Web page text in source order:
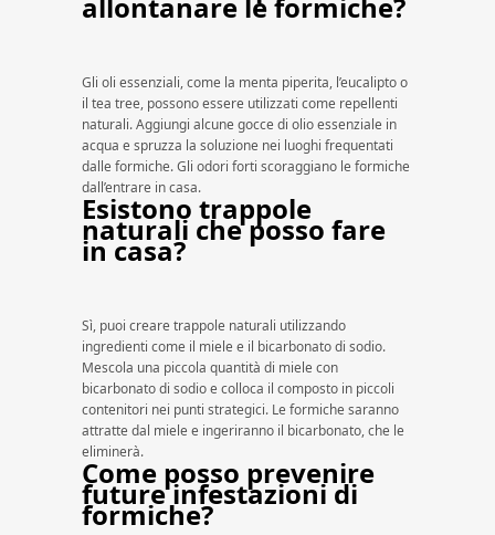
Gli oli essenziali, come la menta piperita, l’eucalipto o
il tea tree, possono essere utilizzati come repellenti
naturali. Aggiungi alcune gocce di olio essenziale in
acqua e spruzza la soluzione nei luoghi frequentati
dalle formiche. Gli odori forti scoraggiano le formiche
dall’entrare in casa.
Esistono trappole
naturali che posso fare
in casa?
Sì, puoi creare trappole naturali utilizzando
ingredienti come il miele e il bicarbonato di sodio.
Mescola una piccola quantità di miele con
bicarbonato di sodio e colloca il composto in piccoli
contenitori nei punti strategici. Le formiche saranno
attratte dal miele e ingeriranno il bicarbonato, che le
eliminerà.
Come posso prevenire
future infestazioni di
formiche?